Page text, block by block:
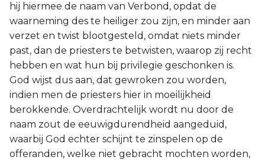
hij hiermee de naam van Verbond, opdat de
waarneming des te heiliger zou zijn, en minder aan
verzet en twist blootgesteld, omdat niets minder
past, dan de priesters te betwisten, waarop zij recht
hebben en wat hun bij privilegie geschonken is.
God wijst dus aan, dat gewroken zou worden,
indien men de priesters hier in moeilijkheid
berokkende. Overdrachtelijk wordt nu door de
naam zout de eeuwigdurendheid aangeduid,
waarbij God echter schijnt te zinspelen op de
offeranden, welke niet gebracht mochten worden,